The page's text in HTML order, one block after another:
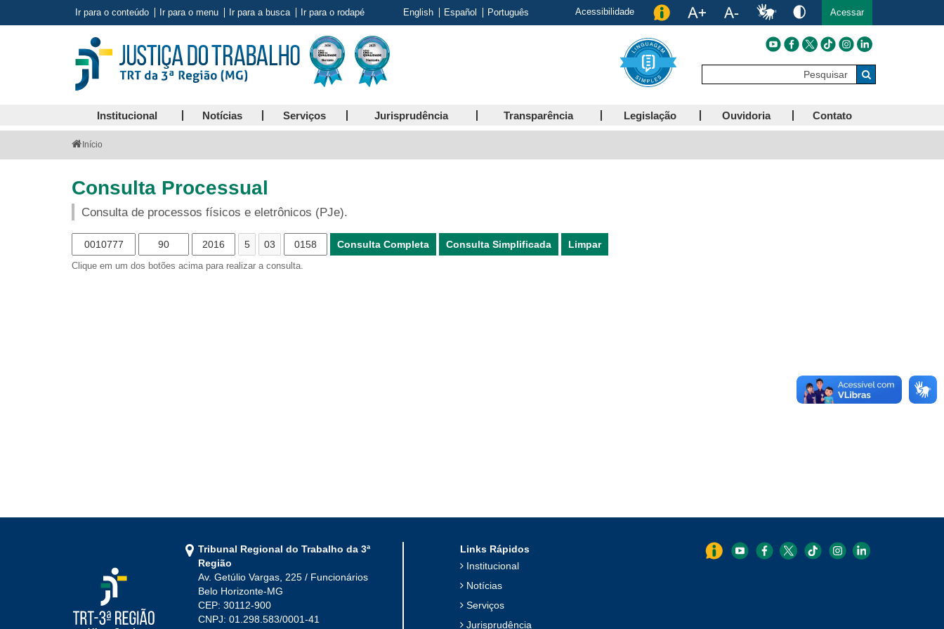
Ir para o conteúdo Ir para o menu Ir para a busca Ir para o rodapé Acessibilidade Acessar
English Español Português
Pesquisar
Buscar
Institucional Notícias Serviços Jurisprudência Transparência Legislação Ouvidoria Contato
VocêInício
Consulta Processual
Consulta de processos físicos e eletrônicos (PJe).
Consulta Completa Consulta Simplificada Limpar
Clique em um dos botões acima para realizar a consulta.
Tribunal Regional do Trabalho da 3ª
Região
Av. Getúlio Vargas, 225 / Funcionários
Belo Horizonte-MG
CEP: 30112-900
CNPJ: 01.298.583/0001-41
Links Rápidos
Institucional
Notícias
Serviços
Jurisprudência